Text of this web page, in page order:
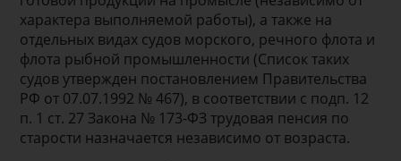
характера выполняемой работы), а также на
отдельных видах судов морского, речного флота и
флота рыбной промышленности (Список таких
судов утвержден постановлением Правительства
РФ от 07.07.1992 № 467), в соответствии с подп. 12
п. 1 ст. 27 Закона № 173-ФЗ трудовая пенсия по
старости назначается независимо от возраста.